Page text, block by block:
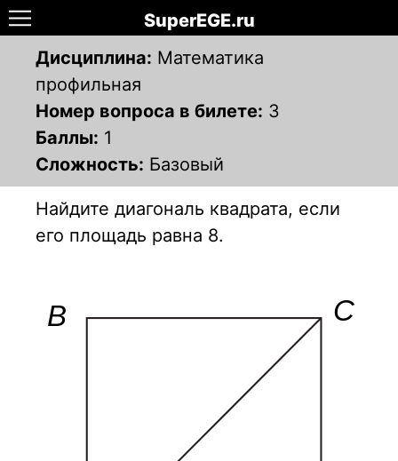
SuperEGE.ru
Дисциплина: Математика
профильная
Номер вопроса в билете: 3
Баллы: 1
Сложность: Базовый
Найдите диагональ квадрата, если
его площадь равна 8.